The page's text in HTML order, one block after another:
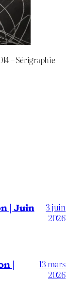
– Sérigraphie
| Juin
3 juin
2026
|
13 mars
2026